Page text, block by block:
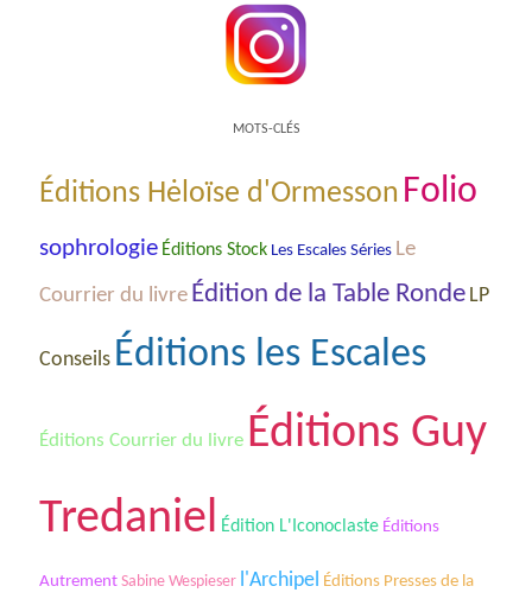
MOTS-CLÉS
Éditions Hėloïse d'Ormesson Folio
sophrologie Éditions Stock Les Escales Séries Le
Courrier du livre Édition de la Table Ronde LP
Conseils Éditions les Escales
Éditions Courrier du livre Éditions Guy
Tredaniel Édition L'Iconoclaste Éditions
Autrement Sabine Wespieser l'Archipel Éditions Presses de la